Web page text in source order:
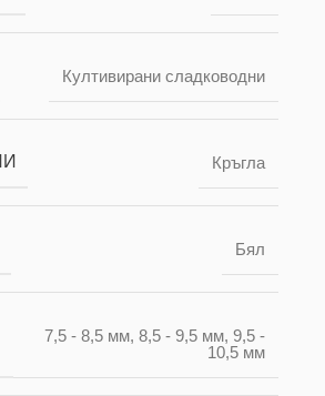
Култивирани сладководни
Кръгла
Бял
7,5 - 8,5 мм,8,5 - 9,5 мм,9,5 -
10,5 мм